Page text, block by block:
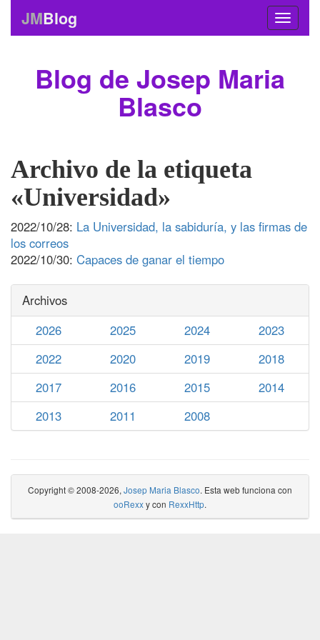
JMBlog
Blog de Josep Maria
Blasco
Archivo de la etiqueta
«Universidad»
2022/10/28: La Universidad, la sabiduría, y las firmas de
los correos
2022/10/30: Capaces de ganar el tiempo
Archivos
2026
2025 2024
2023
2022
2020 2019
2018
2017
2016 2015
2014
2013
2011 2008
Copyright © 2008-2026, Josep Maria Blasco. Esta web funciona con
ooRexxy con RexxHttp.